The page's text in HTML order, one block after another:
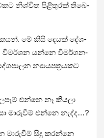
නිශ්චිත පිළි­තු­රක් තිබෙ­
මේ කිසි දෙයක් දේශ­
විම­ර්ශන යන්නෙ විම­ර්ශ­න­
න්‍යාය­ප­ත්‍ර­ය­කට
එන්නෙ නෑ කියලා
මාරු­වීම් එන්නෙ නැද්ද…?
මාරු­වීම් සිදු කරන්නෙ